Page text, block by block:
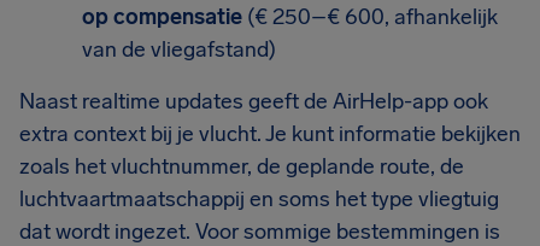
op compensatie (€ 250–€ 600, afhankelijk
van de vliegafstand)
Naast realtime updates geeft de AirHelp-app ook
extra context bij je vlucht. Je kunt informatie bekijken
zoals het vluchtnummer, de geplande route, de
luchtvaartmaatschappij en soms het type vliegtuig
dat wordt ingezet. Voor sommige bestemmingen is